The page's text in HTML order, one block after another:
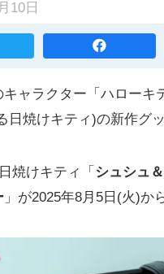
10日
ャラクター「ハローキ
日焼けキティ)の新作グ
焼けキティ「 シュシュ
」が2025年8月5日(火)か